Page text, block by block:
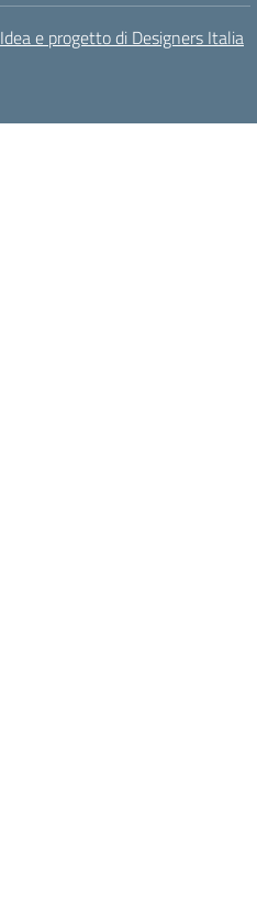
Idea e progetto di Designers Italia